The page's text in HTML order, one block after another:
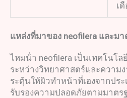
เ
แหล่งที่มาของ neofilera และมา
ไหมน้ํา neofilera เป็นเทคโนโ
ระหว่างวิทยาศาสตร์และความ
ระตุ้นให้ผิวทำหน้าที่เองจากปร
รับรองความปลอดภัยตามมาตร